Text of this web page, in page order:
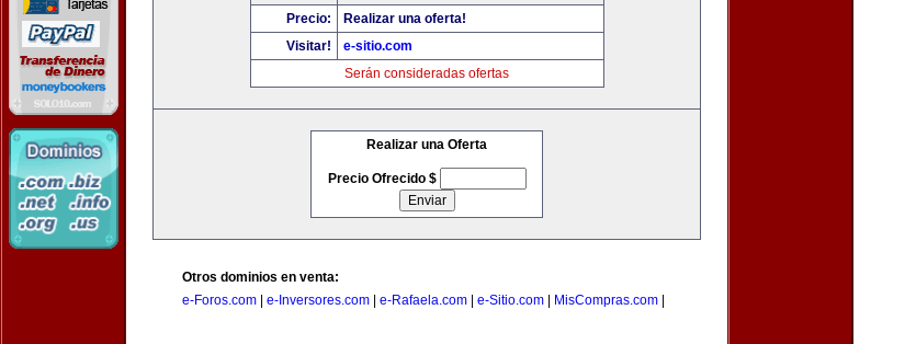
Precio:
Realizar una oferta!
Visitar!
e-sitio.com
Serán consideradas ofertas
Realizar una Oferta
Precio Ofrecido $
Otros dominios en venta:
e-Foros.com
e-Inversores.com e-Rafaela.com e-Sitio.com MisCompras.com